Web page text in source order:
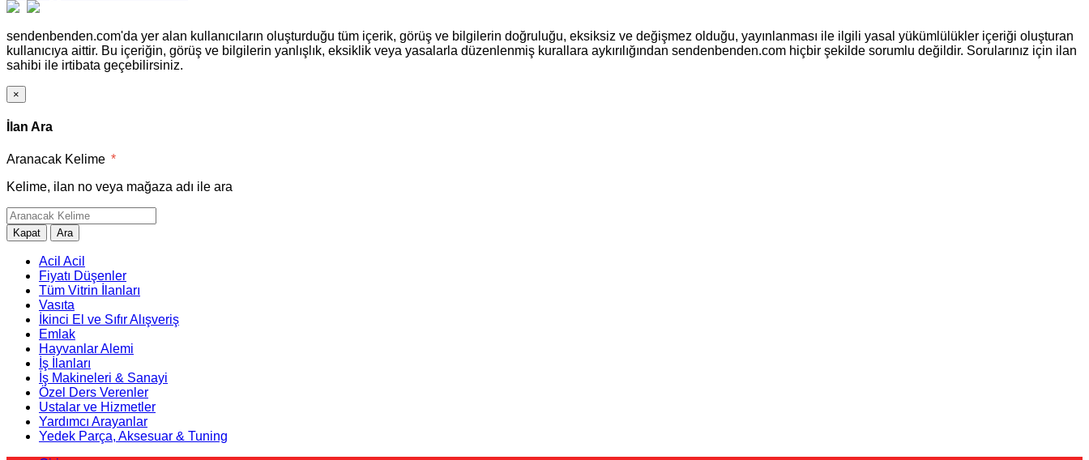
sendenbenden.com'da yer alan kullanıcıların oluşturduğu tüm içerik, görüş ve bilgilerin doğruluğu, eksiksiz ve değişmez olduğu, yayınlanması ile ilgili yasal yükümlülükler içeriği oluşturan
kullanıcıya aittir. Bu içeriğin, görüş ve bilgilerin yanlışlık, eksiklik veya yasalarla düzenlenmiş kurallara aykırılığından sendenbenden.com hiçbir şekilde sorumlu değildir. Sorularınız için ilan
sahibi ile irtibata geçebilirsiniz.
×
İlan Ara
Aranacak Kelime *
Kelime, ilan no veya mağaza adı ile ara
Kapat Ara
Acil Acil
Fiyatı Düşenler
Tüm Vitrin İlanları
Vasıta
İkinci El ve Sıfır Alışveriş
Emlak
Hayvanlar Alemi
İş İlanları
İş Makineleri & Sanayi
Özel Ders Verenler
Ustalar ve Hizmetler
Yardımcı Arayanlar
Yedek Parça, Aksesuar & Tuning